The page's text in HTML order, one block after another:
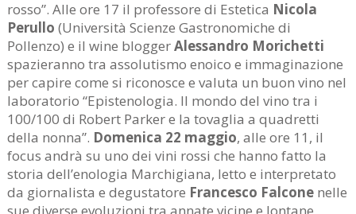
rosso”. Alle ore 17 il professore di Estetica Nicola
Perullo (Università Scienze Gastronomiche di
Pollenzo) e il wine bloggerAlessandro Morichetti
spazieranno tra assolutismo enoico e immaginazione
per capire come si riconosce e valuta un buon vino nel
laboratorio “Epistenologia. Il mondo del vino tra i
100/100 di Robert Parker e la tovaglia a quadretti
della nonna”. Domenica 22 maggio, alle ore 11, il
focus andrà su uno dei vini rossi che hanno fatto la
storia dell’enologia Marchigiana, letto e interpretato
da giornalista e degustatore Francesco Falconenelle
sue diverse evoluzioni tra annate vicine e lontane